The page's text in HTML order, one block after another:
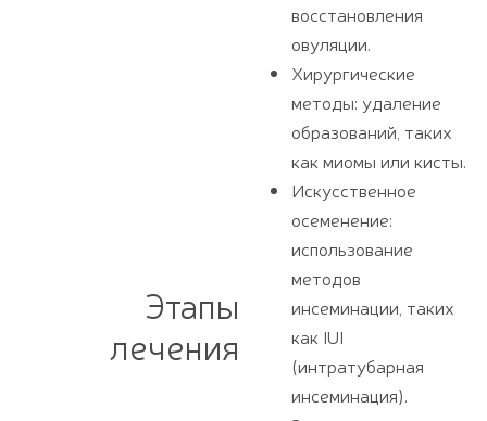
Этапы
лечения
восстановления
овуляции.
Хирургические
методы: удаление
образований, таких
как миомы или кисты.
Искусственное
осеменение:
использование
методов
инсеминации, таких
как IUI
(интратубарная
инсеминация).